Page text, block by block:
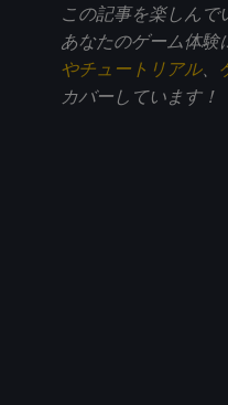
この記事を楽しんで
あなたのゲーム体験
やチュートリアル、
カバーしています！